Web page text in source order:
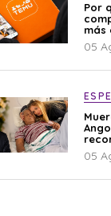
Por
más
05
de
05